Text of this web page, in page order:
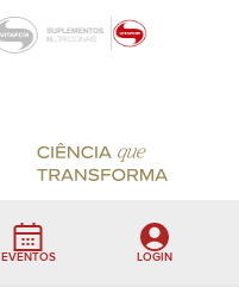
EVENTOS LOGIN